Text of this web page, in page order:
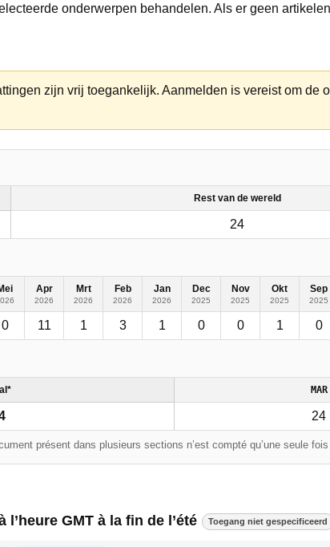
onderwerpen behandelen. Als er geen
zijn vrij toegankelijk. Aanmelden is vereist om de
Rest van de wereld
24
Apr
2026
Mrt
2026
Feb
2026
Jan
2026
Dec
2025
Nov
2025
Okt
2025
Sep
2025
0 11 1 3 1 0 0 1 0
MAR
24
présent dans plusieurs sections n’est compté qu’une seule fois
GMT à la fin de l’été Toegang niet gespecificeerd